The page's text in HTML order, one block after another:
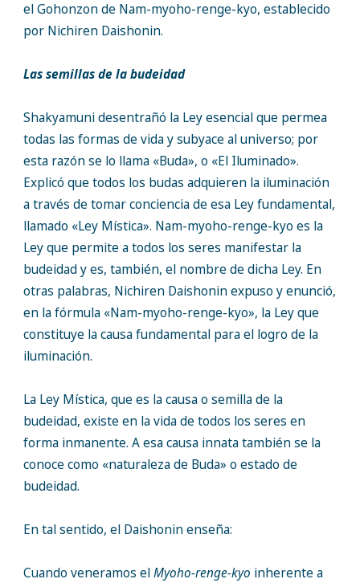
el Gohonzon de Nam-myoho-renge-kyo, establecido
por Nichiren Daishonin.
Las semillas de la budeidad
Shakyamuni desentrañó la Ley esencial que permea
todas las formas de vida y subyace al universo; por
esta razón se lo llama «Buda», o «El Iluminado».
Explicó que todos los budas adquieren la iluminación
a través de tomar conciencia de esa Ley fundamental,
llamado «Ley Mística». Nam-myoho-renge-kyo es la
Ley que permite a todos los seres manifestar la
budeidad y es, también, el nombre de dicha Ley. En
otras palabras, Nichiren Daishonin expuso y enunció,
en la fórmula «Nam-myoho-renge-kyo», la Ley que
constituye la causa fundamental para el logro de la
iluminación.
La Ley Mística, que es la causa o semilla de la
budeidad, existe en la vida de todos los seres en
forma inmanente. A esa causa innata también se la
conoce como «naturaleza de Buda» o estado de
budeidad.
En tal sentido, el Daishonin enseña:
Cuando veneramos elMyoho-renge-kyo inherente a